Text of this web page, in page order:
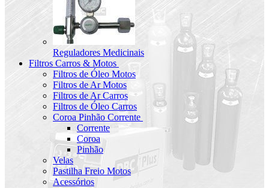
Reguladores Medicinais
Filtros Carros & Motos
Filtros de Óleo Motos
Filtros de Ar Motos
Filtros de Ar Carros
Filtros de Óleo Carros
Coroa Pinhão Corrente
Corrente
Coroa
Pinhão
Velas
Pastilha Freio Motos
Acessórios